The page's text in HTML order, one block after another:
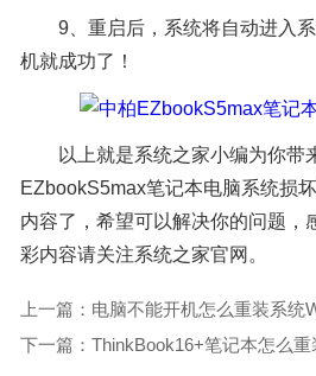
9、重启后，系统将自动进入系
机就成功了！
以上就是系统之家小编为你带
EZbookS5max笔记本电脑系统损
内容了，希望可以解决你的问题，
彩内容请关注系统之家官网。
上一篇：电脑不能开机怎么重装系统